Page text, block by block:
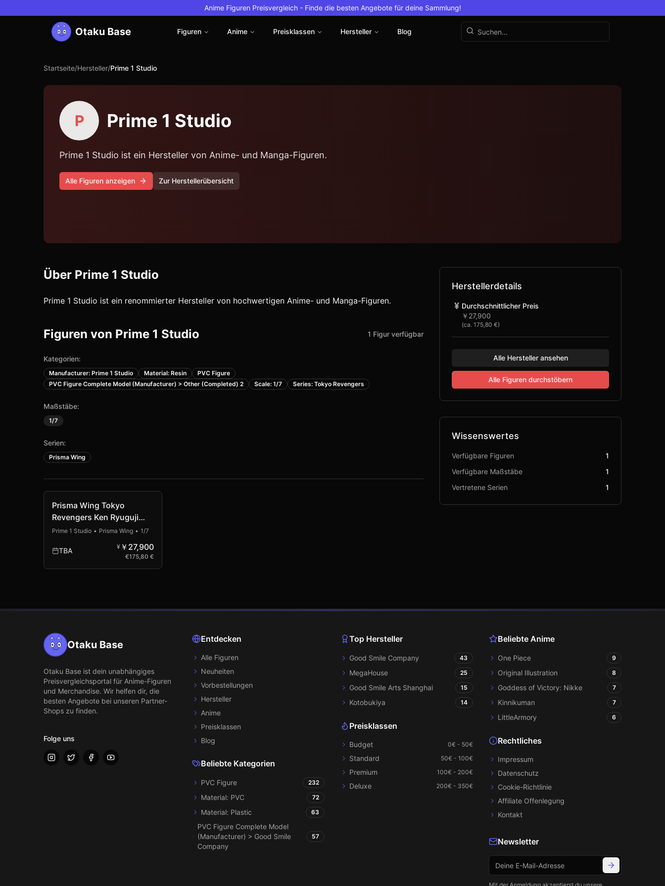
Anime Figuren Preisvergleich - Finde die besten Angebote für deine Sammlung!
Otaku Base Figuren Anime Preisklassen Hersteller Blog
Startseite/Hersteller/Prime 1 Studio
P Prime 1 Studio
Prime 1 Studio ist ein Hersteller von Anime- und Manga-Figuren.
Alle Figuren anzeigen Zur Herstellerübersicht
Über Prime 1 Studio
Prime 1 Studio ist ein renommierter Hersteller von hochwertigen Anime- und Manga-Figuren.
Figuren von Prime 1 Studio 1 Figur verfügbar
Kategorien:
Manufacturer: Prime 1 Studio Material: Resin
PVC Figure
PVC Figure Complete Model (Manufacturer) > Other (Completed) 2
Scale: 1/7 Series: Tokyo Revengers
Maßstäbe:
1/7
Serien:
Prisma Wing
Prisma Wing Tokyo
Revengers Ken Ryuguji
(PVC Figure)
Prime 1 Studio • Prisma Wing • 1/7
TBA ¥ ￥27,900
€175,80 €
Herstellerdetails
¥ Durchschnittlicher Preis
￥27,900
(ca. 175,80 €)
Alle Hersteller ansehen
Alle Figuren durchstöbern
Wissenswertes
Verfügbare Figuren
1
Verfügbare Maßstäbe
1
Vertretene Serien
1
Otaku Base
Otaku Base ist dein unabhängiges
Preisvergleichsportal für Anime-Figuren
und Merchandise. Wir helfen dir, die
besten Angebote bei unseren Partner-
Shops zu finden.
Folge uns
Entdecken
Alle Figuren
Neuheiten
Vorbestellungen
Hersteller
Anime
Preisklassen
Blog
Beliebte Kategorien
PVC Figure 232
Material: PVC 72
Material: Plastic 63
PVC Figure Complete Model
(Manufacturer) > Good Smile
Company
57
Top Hersteller
Good Smile Company 43
MegaHouse 25
Good Smile Arts Shanghai 15
Kotobukiya 14
Preisklassen
Budget 0€ - 50€
Standard 50€ - 100€
Premium 100€ - 200€
Deluxe 200€ - 350€
Beliebte Anime
One Piece 9
Original Illustration 8
Goddess of Victory: Nikke 7
Kinnikuman 7
LittleArmory 6
Rechtliches
Impressum
Datenschutz
Cookie-Richtlinie
Affiliate Offenlegung
Kontakt
Newsletter